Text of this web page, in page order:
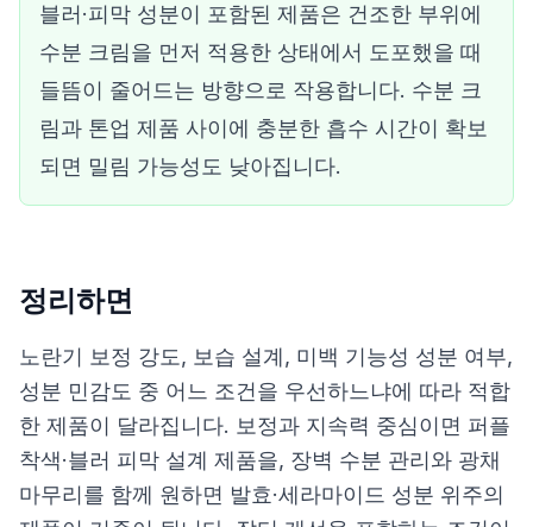
블러·피막 성분이 포함된 제품은 건조한 부위에
수분 크림을 먼저 적용한 상태에서 도포했을 때
들뜸이 줄어드는 방향으로 작용합니다. 수분 크
림과 톤업 제품 사이에 충분한 흡수 시간이 확보
되면 밀림 가능성도 낮아집니다.
정리하면
노란기 보정 강도, 보습 설계, 미백 기능성 성분 여부,
성분 민감도 중 어느 조건을 우선하느냐에 따라 적합
한 제품이 달라집니다. 보정과 지속력 중심이면 퍼플
착색·블러 피막 설계 제품을, 장벽 수분 관리와 광채
마무리를 함께 원하면 발효·세라마이드 성분 위주의